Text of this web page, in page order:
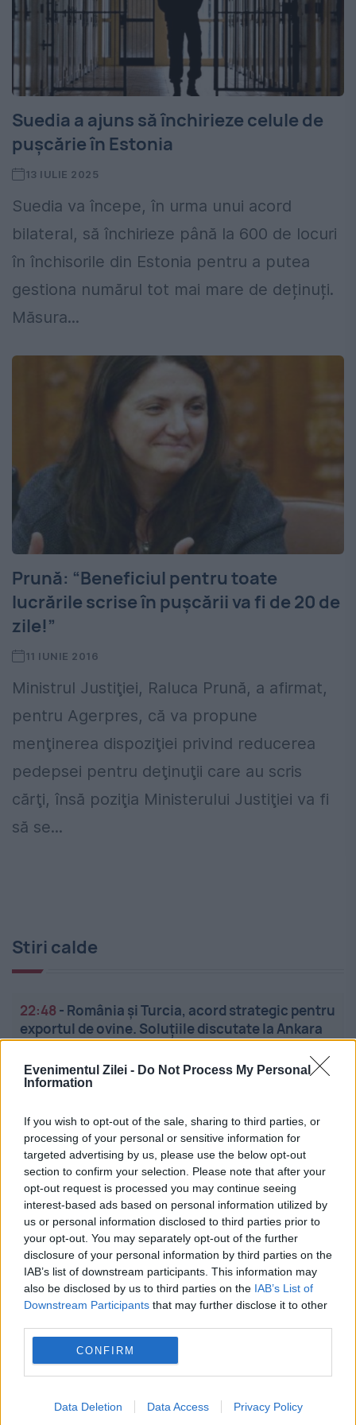
Evenimentul Zilei - Do Not Process My Personal
Information
If you wish to opt-out of the sale, sharing to third parties, or
processing of your personal or sensitive information for
targeted advertising by us, please use the below opt-out
section to confirm your selection. Please note that after your
opt-out request is processed you may continue seeing
interest-based ads based on personal information utilized by
us or personal information disclosed to third parties prior to
your opt-out. You may separately opt-out of the further
disclosure of your personal information by third parties on the
IAB’s list of downstream participants. This information may
also be disclosed by us to third parties on the IAB’s List of
Downstream Participants that may further disclose it to other
CONFIRM
Data Deletion Data Access Privacy Policy
Suedia a ajuns să închirieze celule de
pușcărie în Estonia
13 IULIE 2025
Suedia va începe, în urma unui acord
bilateral, să închirieze până la 600 de locuri
în închisorile din Estonia pentru a putea
gestiona numărul tot mai mare de deținuți.
Măsura...
Prună: “Beneficiul pentru toate
lucrările scrise în puşcării va fi de 20 de
zile!”
11 IUNIE 2016
Ministrul Justiţiei, Raluca Prună, a afirmat,
pentru Agerpres, că va propune
menţinerea dispoziţiei privind reducerea
pedepsei pentru deţinuţii care au scris
cărţi, însă poziţia Ministerului Justiţiei va fi
să se...
Stiri calde
22:48 - România și Turcia, acord strategic pentru
exportul de ovine. Soluțiile discutate la Ankara
pentru fermierii români
22:37-Phil Collins dezvăluie că a fost la un pas
22:29-Gigi Becali, detalii neștiute despre relația
cu Mihai Stoica: El are grijă de banii mei. De ce
nu mai face FCSB achiz...
22:11-Încep plățile pensiilor pentru luna august.
Data la care primești banii depinde de
modalitatea de încasare
22:01-Planul de salvare pentru industria
anunță consultări la ROMAERO pentru mode...
21:53-Schimbare importantă în magazinele Lidl
UK. Clienții pot primi gratuit alimente rămase
nevândute